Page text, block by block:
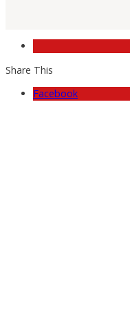
Share This
Facebook